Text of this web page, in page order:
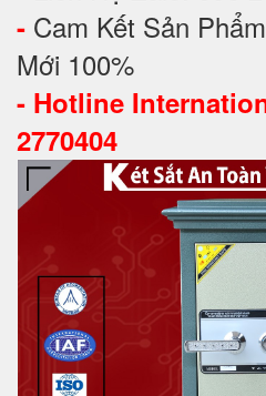
- Cam Kết Sản
Mới 100%
- Hotline
2770404